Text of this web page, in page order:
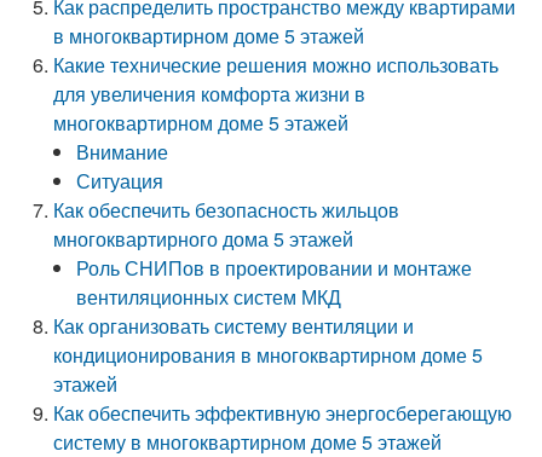
Как распределить пространство между квартирами
в многоквартирном доме 5 этажей
Какие технические решения можно использовать
для увеличения комфорта жизни в
многоквартирном доме 5 этажей
Внимание
Ситуация
Как обеспечить безопасность жильцов
многоквартирного дома 5 этажей
Роль СНИПов в проектировании и монтаже
вентиляционных систем МКД
Как организовать систему вентиляции и
кондиционирования в многоквартирном доме 5
этажей
Как обеспечить эффективную энергосберегающую
систему в многоквартирном доме 5 этажей